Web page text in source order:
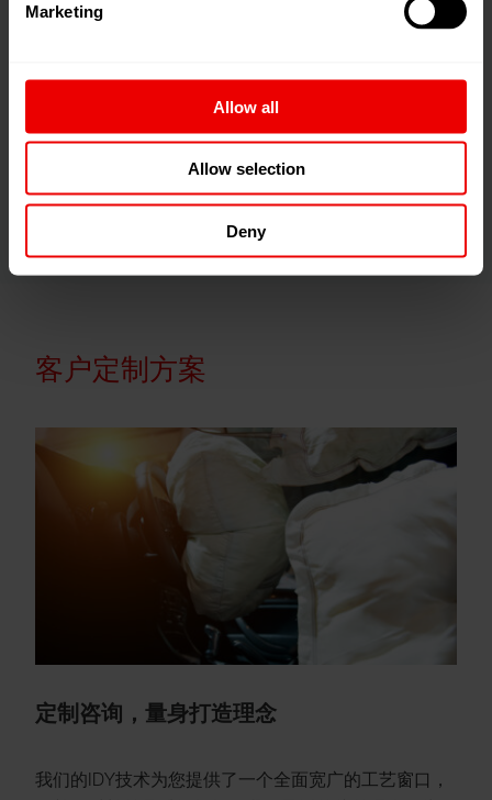
Marketing
Allow all
Allow selection
Deny
高分
ACW卷绕头具有可靠性高、维护要求低、寿命长
ACW卷绕头保持了HMLS纺丝工艺的速度记录
客户定制方案
定制咨询，量身打造理念
我们的IDY技术为您提供了一个全面宽广的工艺窗口，